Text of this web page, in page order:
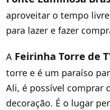
aproveitar o tempo
para lazer e fazer
A Feirinha Torre de
torre e é um paraíso
Ali, é possível comprar
decoração. É o lugar